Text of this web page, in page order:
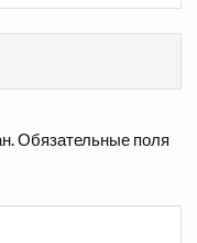
Обязательные поля